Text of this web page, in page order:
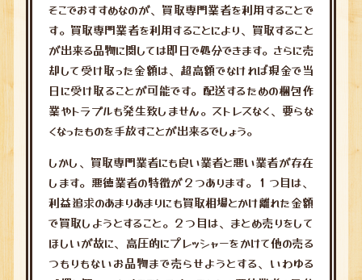
そこでおすすめなのが、買取専門業者を利用することで
す。買取専門業者を利用することにより、買取すること
が出来る品物に関しては即日で処分できます。さらに売
却して受け取った金額は、超高額でなければ現金で当
日に受け取ることが可能です。配送するための梱包作
業やトラブルも発生致しません。ストレスなく、要らな
くなったものを手放すことが出来るでしょう。
しかし、買取専門業者にも良い業者と悪い業者が存在
します。悪徳業者の特徴が２つあります。１つ目は、
利益追求のあまりあまりにも買取相場とかけ離れた金額
で買取しようとすること。２つ目は、まとめ売りをして
ほしいが故に、高圧的にプレッシャーをかけて他の売る
つもりもないお品物まで売らせようとする、いわゆる